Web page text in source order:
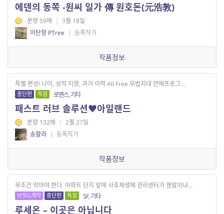
에덴의 동쪽 -원씨 일가 傳 원호돈(元浩敦)
분량 59매 | 3월 18일
이탄향 PTree
| 등록작가
작품정보
특별 편성! 나이, 성적 지향, 과거 이력 All Free 무법지대 연애프로그...
중단편 독점 로맨스, 기타
패스트 러브 솔루션♥아일랜드
분량 132매 | 2월 27일
송할라 | 등록작가
작품정보
무조건 막아야 한다. 아파트 단지 앞에 사후재생체 관리센터가 웬말이냐...
브릿G계약 중단편 독점 SF, 기타
루세온 – 이곳은 아닙니다